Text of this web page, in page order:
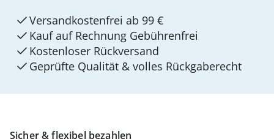
Sicher & flexibel bezahlen
Versandkostenfrei ab 99 €
Kauf auf Rechnung Gebührenfrei
Kostenloser Rückversand
Geprüfte Qualität & volles Rückgaberecht